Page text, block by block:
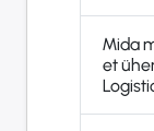
Mida
et